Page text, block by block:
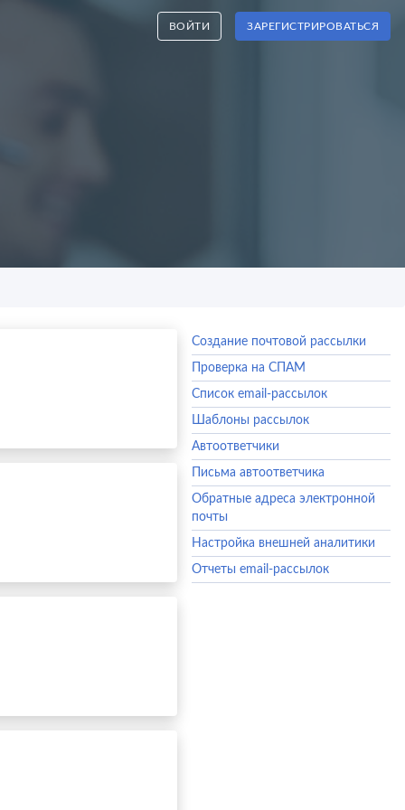
ВОЙТИ ЗАРЕГИСТРИРОВАТЬСЯ
Создание почтовой рассылки
Проверка на СПАМ
Список email-рассылок
Шаблоны рассылок
Автоответчики
Письма автоответчика
Обратные адреса электронной
почты
Настройка внешней аналитики
Отчеты email-рассылок